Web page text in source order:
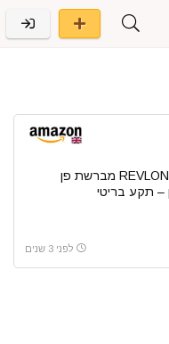
REVLON Pro מברשת פן
– תקע בריטי
לפני 3 שנים